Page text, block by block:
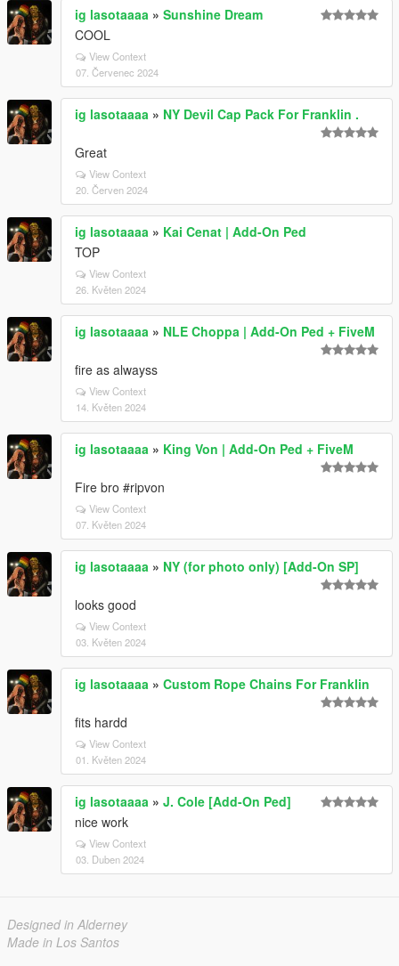
ig lasotaaaa » Sunshine Dream
COOL
View Context
07. Červenec 2024
ig lasotaaaa » NY Devil Cap Pack For Franklin .
Great
View Context
20. Červen 2024
ig lasotaaaa » Kai Cenat | Add-On Ped
TOP
View Context
26. Květen 2024
ig lasotaaaa » NLE Choppa | Add-On Ped + FiveM
fire as alwayss
View Context
14. Květen 2024
ig lasotaaaa » King Von | Add-On Ped + FiveM
Fire bro #ripvon
View Context
07. Květen 2024
ig lasotaaaa » NY (for photo only) [Add-On SP]
looks good
View Context
03. Květen 2024
ig lasotaaaa » Custom Rope Chains For Franklin
fits hardd
View Context
01. Květen 2024
ig lasotaaaa » J. Cole [Add-On Ped]
nice work
View Context
03. Duben 2024
Designed in Alderney
Made in Los Santos